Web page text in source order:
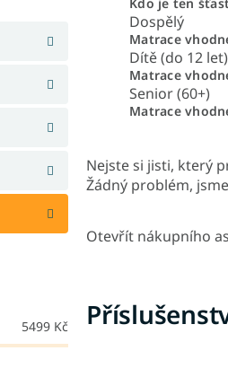
5499 Kč
Dospělý
Matrace
Dítě (do 12 let)
Matrace
Senior (60+)
Matrace
Nejste si jisti, který
Žádný problém,
Otevřít nákupního